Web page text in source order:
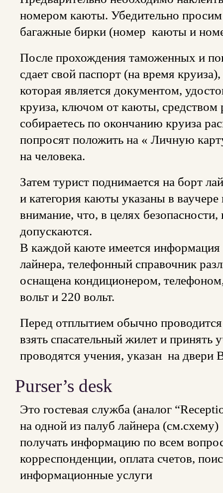
номером каюты. Убедительно просим
багажные бирки (номер каюты и
После прохождения таможенных и
сдает свой паспорт (на время
которая является документом,
круиза, ключом от каюты, средством
собираетесь по окончанию круиза
попросят положить на « Личную
на человека.
Затем турист поднимается на борт
и категория каюты указаны в
внимание, что, в целях безопасности,
допускаются.
В каждой каюте имеется
лайнера, телефонный справочник
оснащена кондиционером,
вольт и 220 вольт.
Перед отплытием обычно
взять спасательный жилет и принять
проводятся учения, указан на
Purser’s desk
Это гостевая служба (аналог
на одной из палуб лайнера
получать информацию по всем
корреспонденции, оплата счетов,
информационные услуги